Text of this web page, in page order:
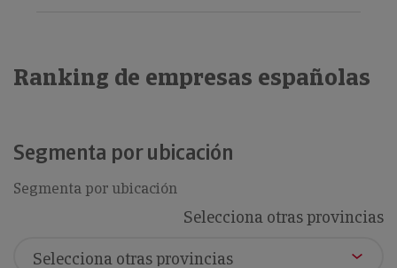
Ranking de empresas españolas
Segmenta por ubicación
Segmenta por ubicación
Selecciona otras provincias